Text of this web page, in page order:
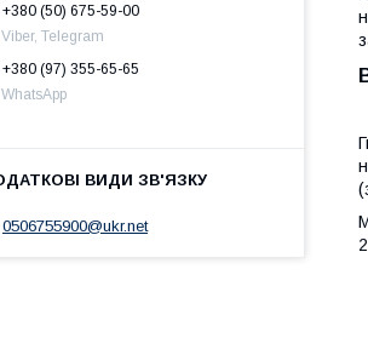
+380 (50) 675-59-00
Viber, Telegram
+380 (97) 355-65-65
WhatsApp
0506755900@ukr.net